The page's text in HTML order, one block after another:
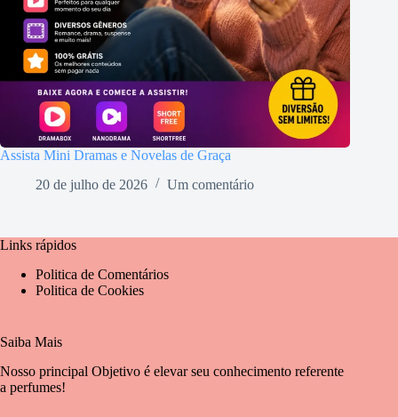
Assista Mini Dramas e Novelas de Graça
20 de julho de 2026
Um comentário
Links rápidos
Politica de Comentários
Politica de Cookies
Saiba Mais
Nosso principal Objetivo é elevar seu conhecimento referente
a perfumes!